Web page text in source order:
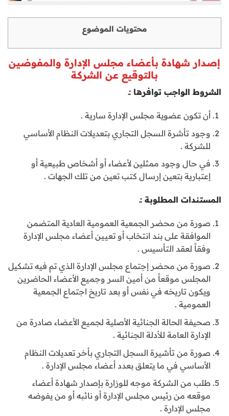
محتويات الموضوع
إصدار شهادة بأعضاء مجلس الإدارة والمفوضين
بالتوقيع عن الشركة
الشروط الواجب توافرها :ـ
أن تكون عضوية مجلس الإدارة سارية .
وجود تأشرة السجل التجاري بتعديلات النظام الأساسي
للشركة .
في حال وجود ممثلين لأعضاء أو أشخاص طبيعية أو
إعتبارية بتعين إرسال كتب تعين من تلك الجهات .
المستندات المطلوبة :ـ
صورة من محضر الجمعية العمومية العادية المتضمن
الموافقة على بند انتخاب أو تعيين أعضاء مجلس الإدارة
وفقاً لعقد التأسيس .
صورة من محضر إجتماع مجلس الإدارة الذي تم فيه تشكيل
المجلس موقعاً من أمين السر وجميع الأعضاء الحاضرين
ويكون تاريخه في نفس أو بعد تاريخ اجتماع الجمعية
العمومية .
صحيفة الحالة الجنائية الأصلية لجميع الأعضاء صادرة من
الإدارة العامة للأدلة الجنائية .
صورة من تأشيرة السجل التجاري بأخر تعديلات النظام
الأساسي في ما يتعلق بعدد أعضاء مجلس الإدارة .
طلب من الشركة موجه للوزارة بإصدار شهادة أعضاء
موقعه من رئيس مجلس الإدارة أو نائبه أو من يفوضه
مجلس الإدارة .